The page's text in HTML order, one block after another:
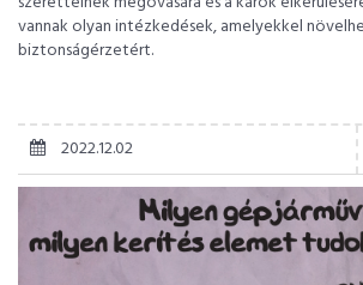
vannak olyan intézkedések, amelyekkel
biztonságérzetért.
2022.12.02